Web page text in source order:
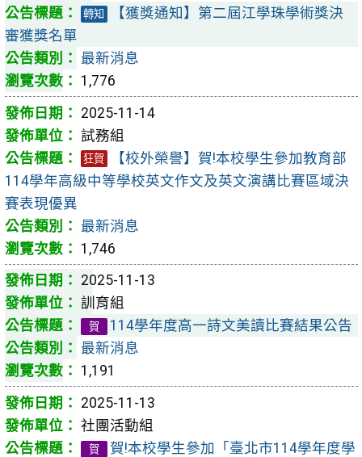
轉知
【獲獎通知】第二屆江學珠學術獎決
審獲獎名單
最新消息
1,776
2025-11-14
試務組
狂賀
【校外榮譽】賀!本校學生參加教育部
114學年高級中等學校英文作文及英文演講比賽區域決
賽表現優異
最新消息
1,746
2025-11-13
訓育組
賀
114學年度高一詩文美讀比賽結果公告
最新消息
1,191
2025-11-13
社團活動組
賀
賀!本校學生參加「臺北市114學年度學